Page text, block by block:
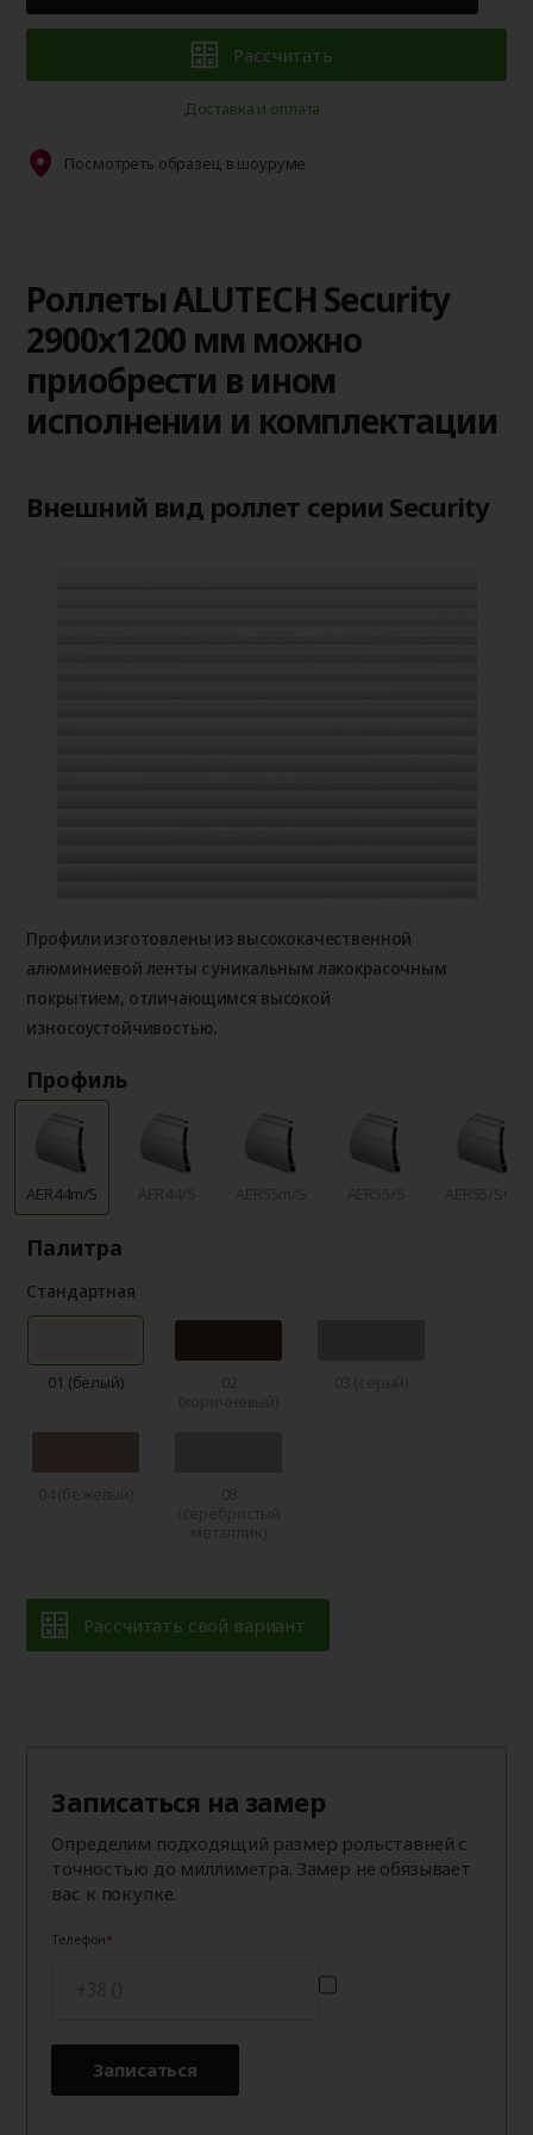
Рассчитать
Доставка и оплата
Посмотреть образец в шоуруме
Роллеты ALUTECH Security
2900x1200 мм можно
приобрести в ином
исполнении и комплектации
Внешний вид роллет серии Security
Профили изготовлены из высококачественной
алюминиевой ленты с уникальным лакокрасочным
покрытием, отличающимся высокой
износоустойчивостью.
Профиль
AER44m/S
Палитра
Стандартная
01 (белый)
Рассчитать свой вариант
Записаться на замер
Определим подходящий размер рольставней с
точностью до миллиметра. Замер не обязывает
вас к покупке.
Телефон
Записаться